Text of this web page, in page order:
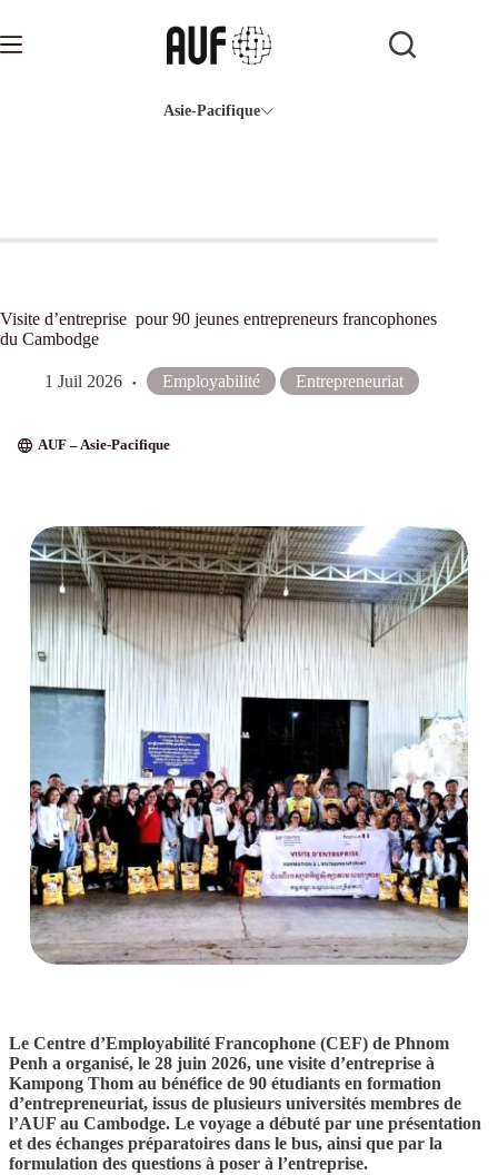
contenu
Asie-Pacifique
Visite d’entreprise pour 90 jeunes entrepreneurs francophones
du Cambodge
1 Juil 2026 Employabilité Entrepreneuriat
AUF – Asie-Pacifique
Le Centre d’Employabilité Francophone (CEF) de Phnom
Penh a organisé, le 28 juin 2026, une visite d’entreprise à
Kampong Thom au bénéfice de 90 étudiants en formation
d’entrepreneuriat, issus de plusieurs universités membres de
l’AUF au Cambodge. Le voyage a débuté par une présentation
et des échanges préparatoires dans le bus, ainsi que par la
formulation des questions à poser à l’entreprise.